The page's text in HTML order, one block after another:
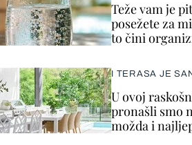
Teže vam je
posežete za
to čini
I TERASA JE
U ovoj
pronašli smo
možda i